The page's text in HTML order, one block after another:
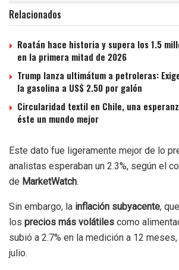
Relacionados
Roatán hace historia y supera los 1.5
en la primera mitad de 2026
Trump lanza ultimátum a petroleras:
la gasolina a US$ 2.50 por galón
Circularidad textil en Chile, una
éste un mundo mejor
Este dato fue ligeramente mejor de lo
analistas esperaban un 2.3%, según el
de MarketWatch.
Sin embargo, la inflación subyacente,
los precios más volátiles como
subió a 2.7% en la medición a 12
julio.